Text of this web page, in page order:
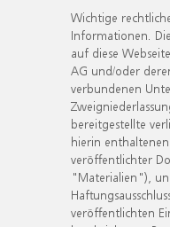
Wichtige
Informationen.
auf diese
AG und/oder
verbundenen
bereitgestellte
hierin
veröffentlichter
"Materialien"),
veröffentlichten